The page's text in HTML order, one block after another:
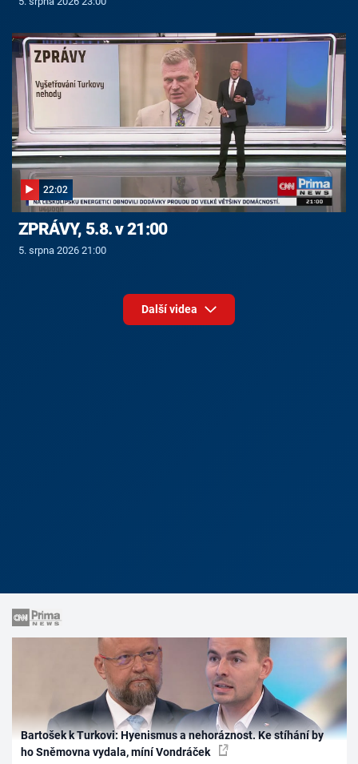
22:02
ZPRÁVY, 5.8. v 21:00
5. srpna 2026 21:00
Další videa
Bartošek k Turkovi: Hyenismus a nehoráznost. Ke stíhání by
ho Sněmovna vydala, míní Vondráček